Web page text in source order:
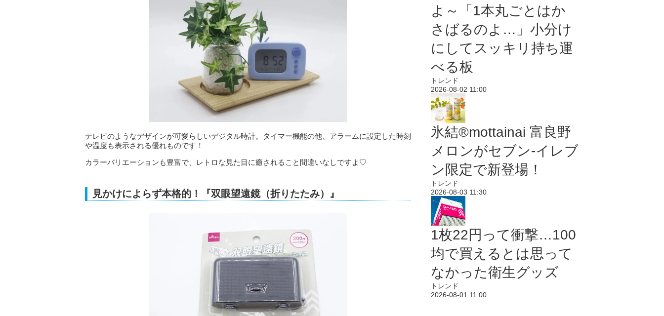
テレビのようなデザインが可愛らしいデジタル時計。タイマー機能の他、アラームに設定した時刻
や温度も表示される優れものです！
カラーバリエーションも豊富で、レトロな見た目に癒されること間違いなしですよ♡
見かけによらず本格的！『双眼望遠鏡（折りたたみ）』
よ～「1本丸ごとはか
さばるのよ…」小分け
にしてスッキリ持ち運
べる板
トレンド
2026-08-02 11:00
氷結®mottainai 富良野
メロンがセブン‐イレブ
ン限定で新登場！
トレンド
2026-08-03 11:30
1枚22円って衝撃…100
均で買えるとは思って
なかった衛生グッズ
トレンド
2026-08-01 11:00